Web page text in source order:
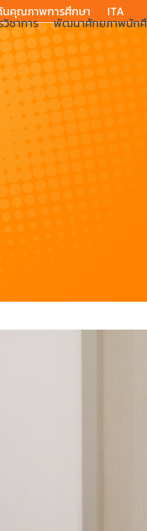
นคุณภาพการศึกษา ITA
ชาการ พัฒนาศักยภาพนักศึ